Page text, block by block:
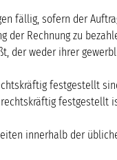
fällig, sofern der
Rechnung zu
der weder ihrer
festgestellt
festgestellt
innerhalb der